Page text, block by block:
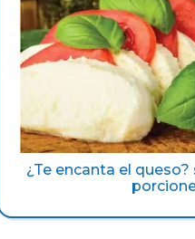
¿Te encanta el